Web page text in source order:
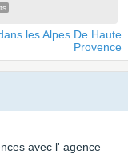
les Alpes De Haute
Provence
avec l' agence